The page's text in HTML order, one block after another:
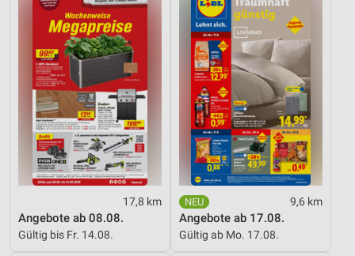
17,8 km
Angebote ab 08.08.
Gültig bis Fr. 14.08.
9,6 km
Angebote ab 17.08.
Gültig ab Mo. 17.08.